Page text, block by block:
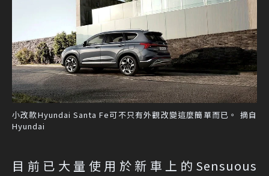
小改款Hyundai Santa Fe可不只有外觀改變這麼簡單而已。 摘自
Hyundai
目前已大量使用於新車上的Sensuous